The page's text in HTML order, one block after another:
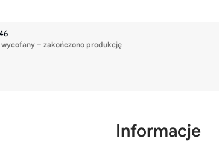
– zakończono produkcję
Informacje